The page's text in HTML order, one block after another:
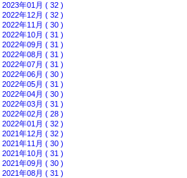
2023年01月 ( 32 )
2022年12月 ( 32 )
2022年11月 ( 30 )
2022年10月 ( 31 )
2022年09月 ( 31 )
2022年08月 ( 31 )
2022年07月 ( 31 )
2022年06月 ( 30 )
2022年05月 ( 31 )
2022年04月 ( 30 )
2022年03月 ( 31 )
2022年02月 ( 28 )
2022年01月 ( 32 )
2021年12月 ( 32 )
2021年11月 ( 30 )
2021年10月 ( 31 )
2021年09月 ( 30 )
2021年08月 ( 31 )